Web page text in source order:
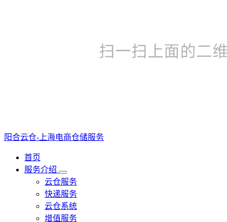
阳合云仓-上海电商仓储服务
首页
服务介绍
云仓服务
快递服务
云仓系统
增值服务